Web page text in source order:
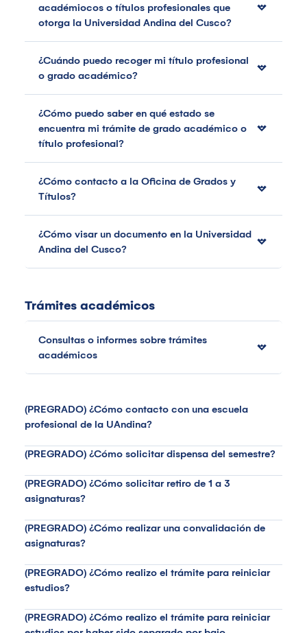
académiocos o títulos profesionales que
otorga la Universidad Andina del Cusco?
¿Cuándo puedo recoger mi título profesional
o grado académico?
¿Cómo puedo saber en qué estado se
encuentra mi trámite de grado académico o
título profesional?
¿Cómo contacto a la Oficina de Grados y
Títulos?
¿Cómo visar un documento en la Universidad
Andina del Cusco?
Trámites académicos
Consultas o informes sobre trámites
académicos
(PREGRADO) ¿Cómo contacto con una escuela
profesional de la UAndina?
(PREGRADO) ¿Cómo solicitar dispensa del semestre?
(PREGRADO) ¿Cómo solicitar retiro de 1 a 3
asignaturas?
(PREGRADO) ¿Cómo realizar una convalidación de
asignaturas?
(PREGRADO) ¿Cómo realizo el trámite para reiniciar
estudios?
(PREGRADO) ¿Cómo realizo el trámite para reiniciar